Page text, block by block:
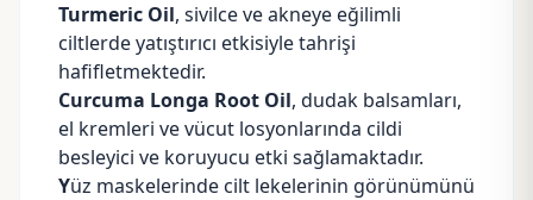
Turmeric Oil, sivilce ve akneye eğilimli
ciltlerde yatıştırıcı etkisiyle tahrişi
hafifletmektedir.
Curcuma Longa Root Oil, dudak balsamları,
el kremleri ve vücut losyonlarında cildi
besleyici ve koruyucu etki sağlamaktadır.
Yüz maskelerinde cilt lekelerinin görünümünü